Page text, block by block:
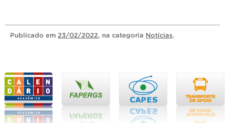
Publicado em 23/02/2022, na categoria Notícias.